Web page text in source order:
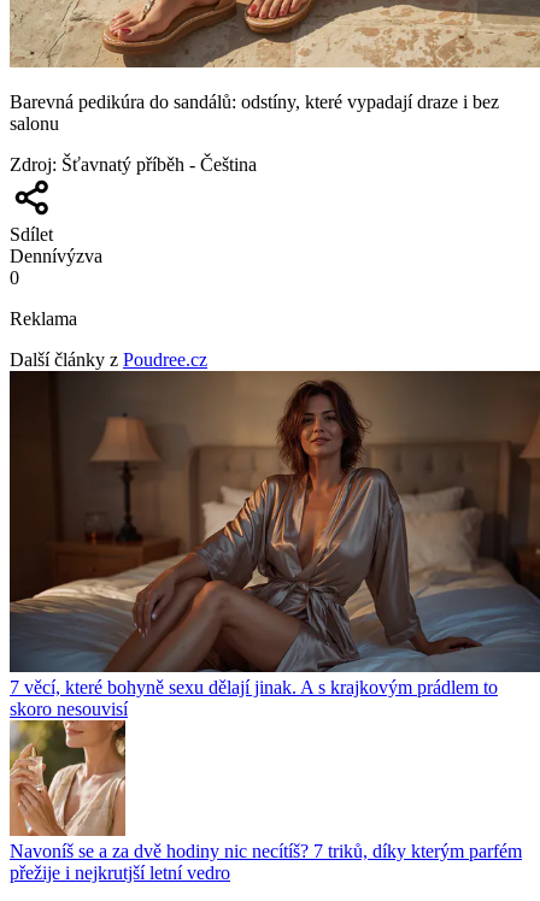
Barevná pedikúra do sandálů: odstíny, které vypadají draze i bez
salonu
Zdroj: Šťavnatý příběh - Čeština
Sdílet
Dennívýzva
0
Reklama
Další články z Poudree.cz
7 věcí, které bohyně sexu dělají jinak. A s krajkovým prádlem to
skoro nesouvisí
Navoníš se a za dvě hodiny nic necítíš? 7 triků, díky kterým parfém
přežije i nejkrutjší letní vedro